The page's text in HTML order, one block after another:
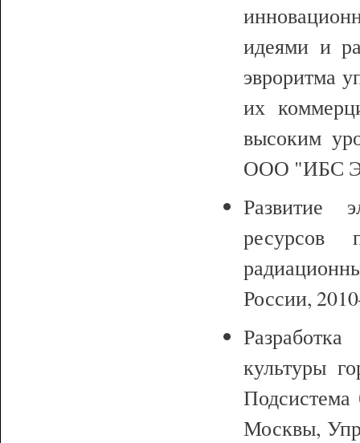
идеями и
эвроритма
их
высоким
ООО "ИБС
Развитие
ресурсов
России,
культуры
Подсистема
Москвы,